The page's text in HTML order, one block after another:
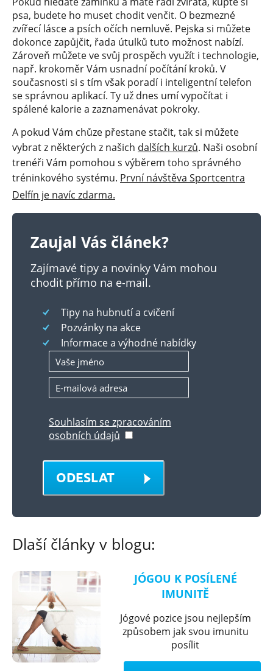
psa, budete ho muset chodit venčit. O bezmezné
zvířecí lásce a psích očích nemluvě. Pejska si můžete
dokonce zapůjčit, řada útulků tuto možnost nabízí.
Zároveň můžete ve svůj prospěch využít i technologie,
např. krokoměr Vám usnadní počítání kroků. V
současnosti si s tím však poradí i inteligentní telefon
se správnou aplikací. Ty už dnes umí vypočítat i
spálené kalorie a zaznamenávat pokroky.
A pokud Vám chůze přestane stačit, tak si můžete
vybrat z některých z našich dalších kurzů. Naši osobní
trenéři Vám pomohou s výběrem toho správného
tréninkového systému. První návštěva Sportcentra
Delfín je navíc zdarma.
Zaujal Vás článek?
Zajímavé tipy a novinky Vám mohou
chodit přímo na e-mail.
Tipy na hubnutí a cvičení
Pozvánky na akce
Informace a výhodné nabídky
Souhlasím se zpracováním
osobních údajů
ODESLAT
Dlaší články v blogu:
JÓGOU K POSÍLENÉ
IMUNITĚ
Jógové pozice jsou nejlepším
způsobem jak svou imunitu
posílit